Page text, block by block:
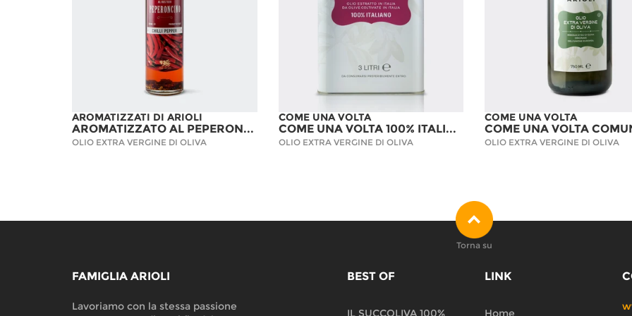
AROMATIZZATI DI ARIOLI
AROMATIZZATO AL PEPERONCINO - 6 BOTTIGLIE
OLIO EXTRA VERGINE DI OLIVA
COME UNA VOLTA
COME UNA VOLTA 100% ITALIANO - LATTA DA 3L
OLIO EXTRA VERGINE DI OLIVA
COME UNA VOLTA
OLIO EXTRA VERGINE DI OLIVA
FAMIGLIA ARIOLI
Lavoriamo con la stessa passione
BEST OF
IL SUCCOLIVA 100%
LINK
Home
Torna su